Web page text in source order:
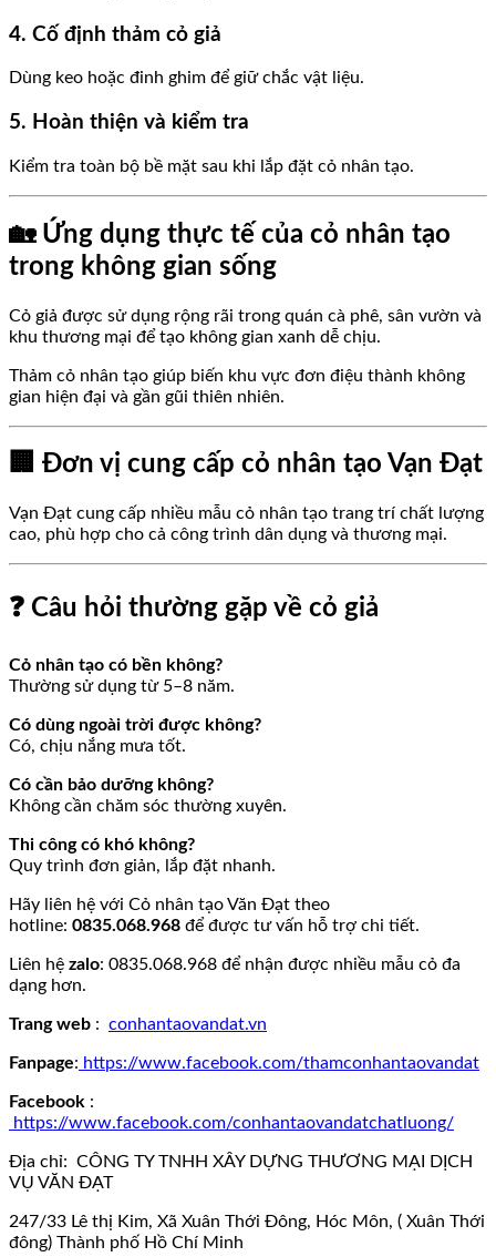
4. Cố định thảm cỏ giả
Dùng keo hoặc đinh ghim để giữ chắc vật liệu.
5. Hoàn thiện và kiểm tra
Kiểm tra toàn bộ bề mặt sau khi lắp đặt cỏ nhân tạo.
🏡 Ứng dụng thực tế của cỏ nhân tạo
trong không gian sống
Cỏ giả được sử dụng rộng rãi trong quán cà phê, sân vườn và
khu thương mại để tạo không gian xanh dễ chịu.
Thảm cỏ nhân tạo giúp biến khu vực đơn điệu thành không
gian hiện đại và gần gũi thiên nhiên.
🏢 Đơn vị cung cấp cỏ nhân tạo Vạn Đạt
Vạn Đạt cung cấp nhiều mẫu cỏ nhân tạo trang trí chất lượng
cao, phù hợp cho cả công trình dân dụng và thương mại.
❓ Câu hỏi thường gặp về cỏ giả
Cỏ nhân tạo có bền không?
Thường sử dụng từ 5–8 năm.
Có dùng ngoài trời được không?
Có, chịu nắng mưa tốt.
Có cần bảo dưỡng không?
Không cần chăm sóc thường xuyên.
Thi công có khó không?
Quy trình đơn giản, lắp đặt nhanh.
Hãy liên hệ với Cỏ nhân tạo Văn Đạt theo
hotline: 0835.068.968 để được tư vấn hỗ trợ chi tiết.
Liên hệ zalo: 0835.068.968 để nhận được nhiều mẫu cỏ đa
dạng hơn.
Trang web : conhantaovandat.vn
Fanpage: https://www.facebook.com/thamconhantaovandat
Facebook :
https://www.facebook.com/conhantaovandatchatluong/
Địa chỉ: CÔNG TY TNHH XÂY DỰNG THƯƠNG MẠI DỊCH
VỤ VĂN ĐẠT
247/33 Lê thị Kim, Xã Xuân Thới Đông, Hóc Môn, ( Xuân Thới
đông) Thành phố Hồ Chí Minh